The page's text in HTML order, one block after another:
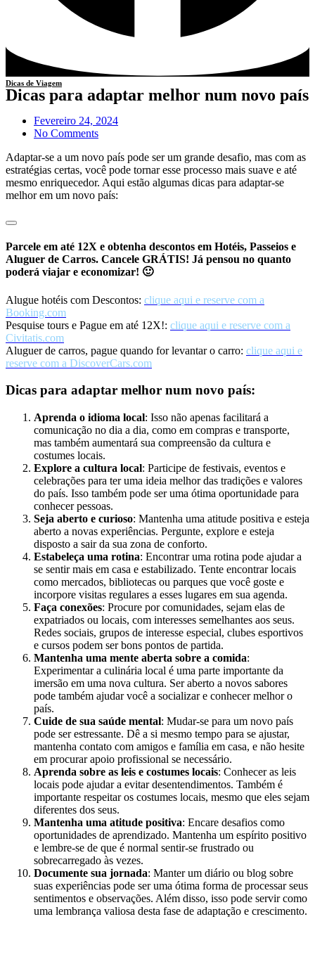
Dicas de Viagem
Dicas para adaptar melhor num novo país
Fevereiro 24, 2024
No Comments
Adaptar-se a um novo país pode ser um grande desafio, mas com as
estratégias certas, você pode tornar esse processo mais suave e até
mesmo enriquecedor. Aqui estão algumas dicas para adaptar-se
melhor em um novo país:
Parcele em até 12X e obtenha descontos em Hotéis, Passeios e
Aluguer de Carros. Cancele GRÁTIS! Já pensou no quanto
poderá viajar e economizar! 🙂
Alugue hotéis com Descontos: clique aqui e reserve com a
Booking.com
Pesquise tours e Pague em até 12X!: clique aqui e reserve com a
Civitatis.com
Aluguer de carros, pague quando for levantar o carro: clique aqui e
reserve com a DiscoverCars.com
Dicas para adaptar melhor num novo país:
Aprenda o idioma local: Isso não apenas facilitará a
comunicação no dia a dia, como em compras e transporte,
mas também aumentará sua compreensão da cultura e
costumes locais.
Explore a cultura local: Participe de festivais, eventos e
celebrações para ter uma ideia melhor das tradições e valores
do país. Isso também pode ser uma ótima oportunidade para
conhecer pessoas.
Seja aberto e curioso: Mantenha uma atitude positiva e esteja
aberto a novas experiências. Pergunte, explore e esteja
disposto a sair da sua zona de conforto.
Estabeleça uma rotina: Encontrar uma rotina pode ajudar a
se sentir mais em casa e estabilizado. Tente encontrar locais
como mercados, bibliotecas ou parques que você goste e
incorpore visitas regulares a esses lugares em sua agenda.
Faça conexões: Procure por comunidades, sejam elas de
expatriados ou locais, com interesses semelhantes aos seus.
Redes sociais, grupos de interesse especial, clubes esportivos
e cursos podem ser bons pontos de partida.
Mantenha uma mente aberta sobre a comida:
Experimentar a culinária local é uma parte importante da
imersão em uma nova cultura. Ser aberto a novos sabores
pode também ajudar você a socializar e conhecer melhor o
país.
Cuide de sua saúde mental: Mudar-se para um novo país
pode ser estressante. Dê a si mesmo tempo para se ajustar,
mantenha contato com amigos e família em casa, e não hesite
em procurar apoio profissional se necessário.
Aprenda sobre as leis e costumes locais: Conhecer as leis
locais pode ajudar a evitar desentendimentos. Também é
importante respeitar os costumes locais, mesmo que eles sejam
diferentes dos seus.
Mantenha uma atitude positiva: Encare desafios como
oportunidades de aprendizado. Mantenha um espírito positivo
e lembre-se de que é normal sentir-se frustrado ou
sobrecarregado às vezes.
Documente sua jornada: Manter um diário ou blog sobre
suas experiências pode ser uma ótima forma de processar seus
sentimentos e observações. Além disso, isso pode servir como
uma lembrança valiosa desta fase de adaptação e crescimento.